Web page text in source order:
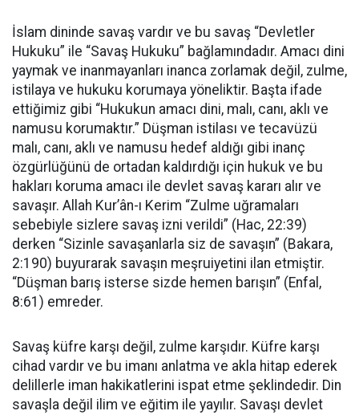
İslam dininde savaş vardır ve bu savaş “Devletler
Hukuku” ile “Savaş Hukuku” bağlamındadır. Amacı dini
yaymak ve inanmayanları inanca zorlamak değil, zulme,
istilaya ve hukuku korumaya yöneliktir. Başta ifade
ettiğimiz gibi “Hukukun amacı dini, malı, canı, aklı ve
namusu korumaktır.” Düşman istilası ve tecavüzü
malı, canı, aklı ve namusu hedef aldığı gibi inanç
özgürlüğünü de ortadan kaldırdığı için hukuk ve bu
hakları koruma amacı ile devlet savaş kararı alır ve
savaşır. Allah Kur’ân-ı Kerim “Zulme uğramaları
sebebiyle sizlere savaş izni verildi” (Hac, 22:39)
derken “Sizinle savaşanlarla siz de savaşın” (Bakara,
2:190) buyurarak savaşın meşruiyetini ilan etmiştir.
“Düşman barış isterse sizde hemen barışın” (Enfal,
8:61) emreder.
Savaş küfre karşı değil, zulme karşıdır. Küfre karşı
cihad vardır ve bu imanı anlatma ve akla hitap ederek
delillerle iman hakikatlerini ispat etme şeklindedir. Din
savaşla değil ilim ve eğitim ile yayılır. Savaşı devlet